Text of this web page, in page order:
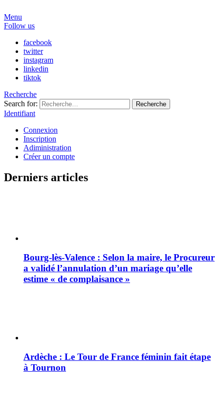
Menu
Follow us
facebook
twitter
instagram
linkedin
tiktok
Recherche
Search for:
Recherche
Identifiant
Connexion
Inscription
Adiministration
Créer un compte
Derniers articles
Bourg-lès-Valence : Selon la maire, le Procureur
a validé l’annulation d’un mariage qu’elle
estime « de complaisance »
Ardèche : Le Tour de France féminin fait étape
à Tournon